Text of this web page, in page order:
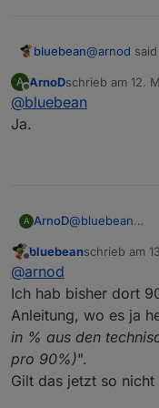
bluebean@arnod
A
Offline
ArnoDschrieb am 12.
zuletzt editiert
@bluebean
Ja.
A ArnoD@bluebean
Offline
bluebeanschrieb am
zuletzt
@arnod
Ich hab bisher dort
Anleitung, wo es ja
in % aus den
pro 90%)".
Gilt das jetzt so nicht